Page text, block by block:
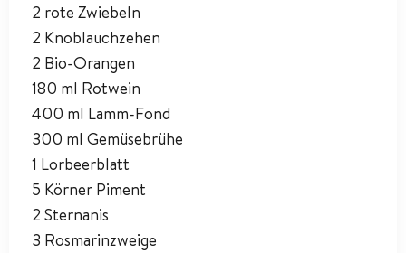
2 rote Zwiebeln
2 Knoblauchzehen
2 Bio-Orangen
180 ml Rotwein
400 ml Lamm-Fond
300 ml Gemüsebrühe
1 Lorbeerblatt
5 Körner Piment
2 Sternanis
3 Rosmarinzweige